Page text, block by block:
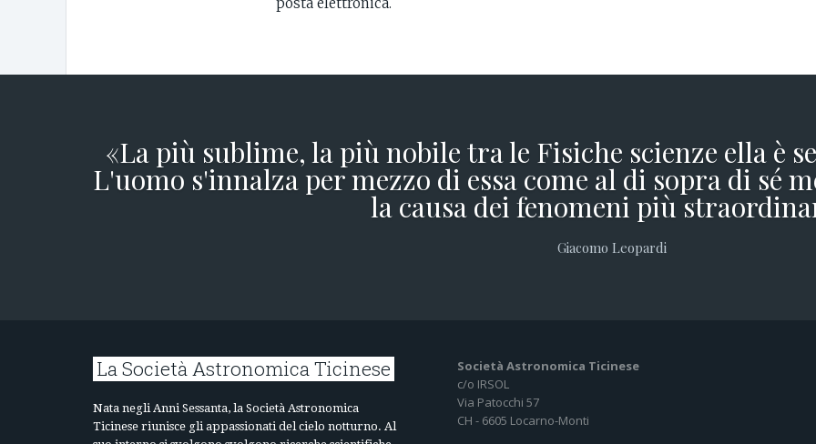
«La più sublime, la più nobile tra le Fisiche scienze ella è
L'uomo s'innalza per mezzo di essa come al di sopra di sé
la causa dei fenomeni più
Giacomo Leopardi
La Società Astronomica Ticinese
Nata negli Anni Sessanta, la Società Astronomica
Ticinese riunisce gli appassionati del cielo notturno. Al
Società Astronomica Ticinese
c/o IRSOL
Via Patocchi 57
CH - 6605 Locarno-Monti